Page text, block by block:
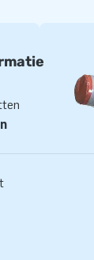
met sneeuw!